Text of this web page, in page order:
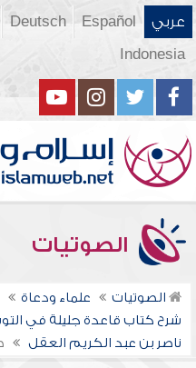
عربي Español
Deutsch
Indonesia
الصوتيات
الصوتيات علماء ودعاة
شرح كتاب قاعدة جليلة في
ناصر بن عبد الكريم العقل